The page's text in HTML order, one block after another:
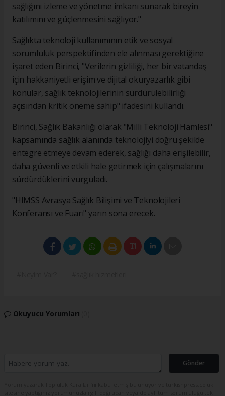
sağlığını izleme ve yönetme imkanı sunarak bireyin
katılımını ve güçlenmesini sağlıyor."
Sağlıkta teknoloji kullanımının etik ve sosyal
sorumluluk perspektifinden ele alınması gerektiğine
işaret eden Birinci, "Verilerin gizliliği, her bir vatandaş
için hakkaniyetli erişim ve dijital okuryazarlık gibi
konular, sağlık teknolojilerinin sürdürülebilirliği
açısından kritik öneme sahip" ifadesini kullandı.
Birinci, Sağlık Bakanlığı olarak "Milli Teknoloji Hamlesi"
kapsamında sağlık alanında teknolojiyi doğru şekilde
entegre etmeye devam ederek, sağlığı daha erişilebilir,
daha güvenli ve etkili hale getirmek için çalışmalarını
sürdürdüklerini vurguladı.
"HIMSS Avrasya Sağlık Bilişimi ve Teknolojileri
Konferansı ve Fuarı" yarın sona erecek.
Okuyucu Yorumları
Gönder